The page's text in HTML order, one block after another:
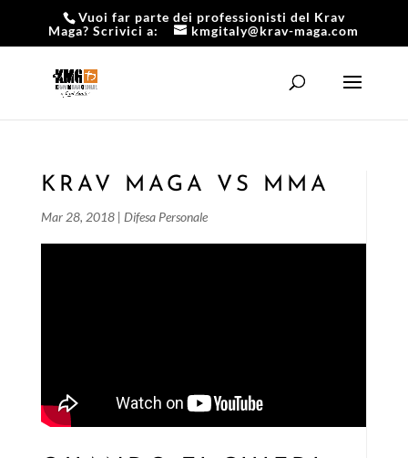
Vuoi far parte dei professionisti del Krav
Maga? Scrivici a:
kmgitaly@krav-maga.com
KRAV MAGA VS MMA
Mar 28, 2018| Difesa Personale